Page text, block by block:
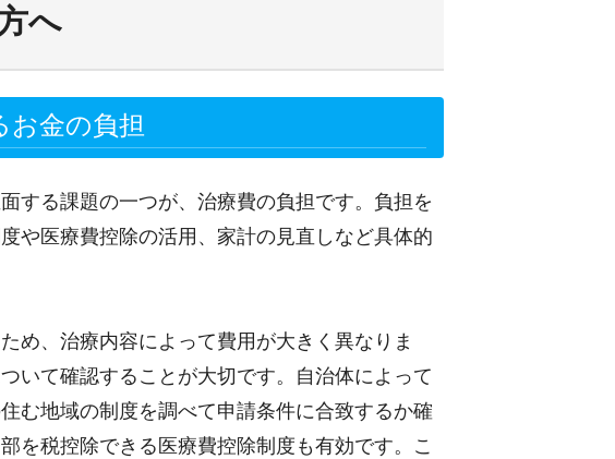
へ
お金の負担
する課題の一つが、治療費の負担です。負担を
や医療費控除の活用、家計の見直しなど具体的
め、治療内容によって費用が大きく異なりま
いて確認することが大切です。自治体によって
む地域の制度を調べて申請条件に合致するか確
を税控除できる医療費控除制度も有効です。こ